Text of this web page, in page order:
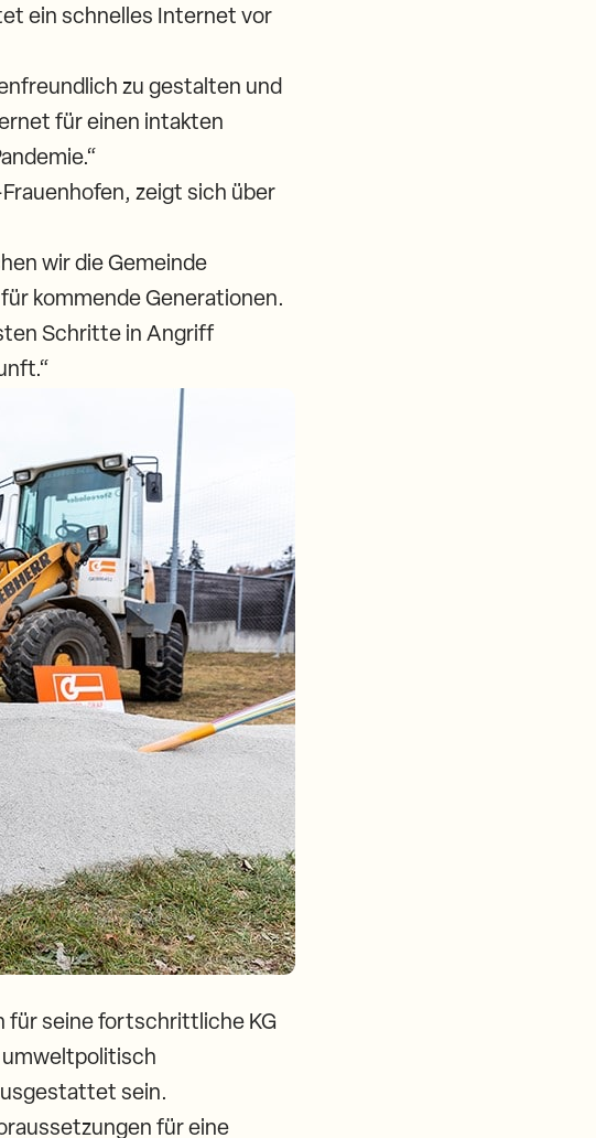
ein schnelles Internet vor
zu gestalten und
für einen intakten
zeigt sich über
wir die Gemeinde
kommende Generationen.
Schritte in Angriff
für seine fortschrittliche KG
umweltpolitisch
sein.
für eine